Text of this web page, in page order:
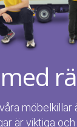
är viktiga